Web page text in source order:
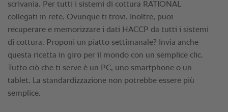
scrivania. Per tutti i sistemi di cottura RATIONAL
collegati in rete. Ovunque ti trovi. Inoltre, puoi
recuperare e memorizzare i dati HACCP da tutti i sistemi
di cottura. Proponi un piatto settimanale? Invia anche
questa ricetta in giro per il mondo con un semplice clic.
Tutto ciò che ti serve è un PC, uno smartphone o un
tablet. La standardizzazione non potrebbe essere più
semplice.